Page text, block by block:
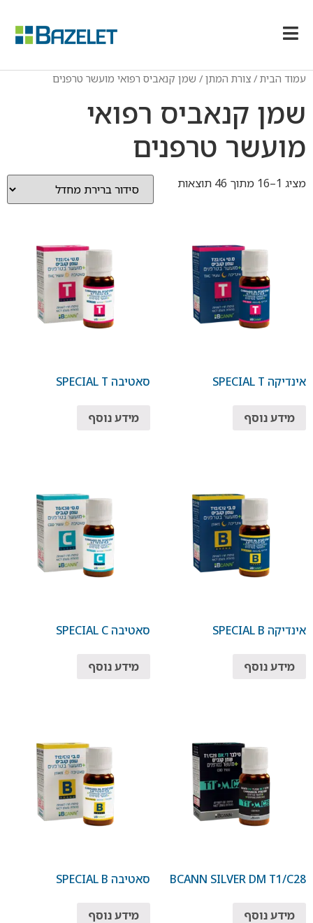
עמוד הבית / צורת המתן / שמן קנאביס רפואי מועשר טרפנים
שמן קנאביס רפואי
מועשר טרפנים
מציג 1–16 מתוך 46 תוצאות
אינדיקה SPECIAL T
מידע נוסף
סאטיבה SPECIAL T
מידע נוסף
אינדיקה SPECIAL B
מידע נוסף
סאטיבה SPECIAL C
מידע נוסף
BCANN SILVER DM T1/C28
מידע נוסף
סאטיבה SPECIAL B
מידע נוסף